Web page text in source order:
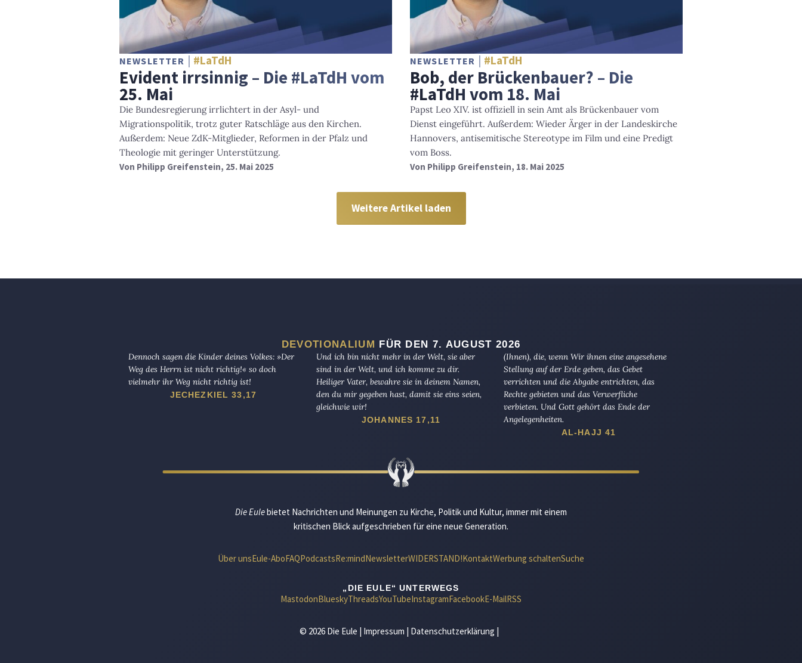
NEWSLETTER #LaTdH
Evident irrsinnig – Die #LaTdH vom
25. Mai
Die Bundesregierung irrlichtert in der Asyl- und
Migrationspolitik, trotz guter Ratschläge aus den Kirchen.
Außerdem: Neue ZdK-Mitglieder, Reformen in der Pfalz und
Theologie mit geringer Unterstützung.
Von Philipp Greifenstein, 25. Mai 2025
NEWSLETTER #LaTdH
Bob, der Brückenbauer? – Die
#LaTdH vom 18. Mai
Papst Leo XIV. ist offiziell in sein Amt als Brückenbauer vom
Dienst eingeführt. Außerdem: Wieder Ärger in der Landeskirche
Hannovers, antisemitische Stereotype im Film und eine Predigt
vom Boss.
Von Philipp Greifenstein, 18. Mai 2025
Weitere Artikel laden
DEVOTIONALIUM FÜR DEN 7. AUGUST 2026
Dennoch sagen die Kinder deines Volkes: »Der
Weg des Herrn ist nicht richtig!« so doch
vielmehr ihr Weg nicht richtig ist!
JECHEZKIEL 33,17
Und ich bin nicht mehr in der Welt, sie aber
sind in der Welt, und ich komme zu dir.
Heiliger Vater, bewahre sie in deinem Namen,
den du mir gegeben hast, damit sie eins seien,
gleichwie wir!
JOHANNES 17,11
(Ihnen), die, wenn Wir ihnen eine angesehene
Stellung auf der Erde geben, das Gebet
verrichten und die Abgabe entrichten, das
Rechte gebieten und das Verwerfliche
verbieten. Und Gott gehört das Ende der
Angelegenheiten.
AL-HAJJ 41
Die Eulebietet Nachrichten und Meinungen zu Kirche, Politik und Kultur, immer mit einem
kritischen Blick aufgeschrieben für eine neue Generation.
Über unsEule-AboFAQPodcastsRe:mindNewsletterWIDERSTAND!KontaktWerbung schaltenSuche
„DIE EULE“ UNTERWEGS
MastodonBlueskyThreadsYouTubeInstagramFacebookE-MailRSS
© 2026 Die Eule | Impressum | Datenschutzerklärung |